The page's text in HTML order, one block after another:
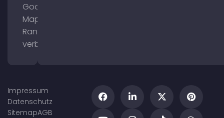
Google
Maps
Ranking
verbessern
Impressum
Datenschutz
SitemapAGB